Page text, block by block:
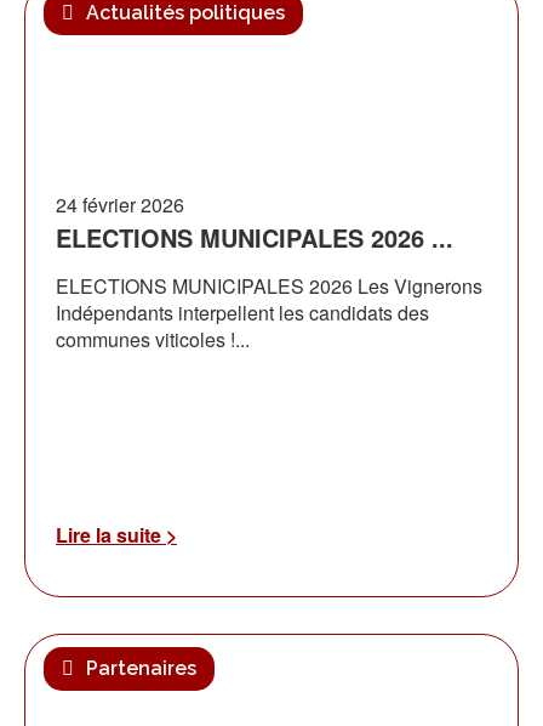
Actualités politiques
24 février 2026
ELECTIONS MUNICIPALES 2026 ...
ELECTIONS MUNICIPALES 2026 Les Vignerons
Indépendants interpellent les candidats des
communes viticoles !...
Lire la suite >
Partenaires